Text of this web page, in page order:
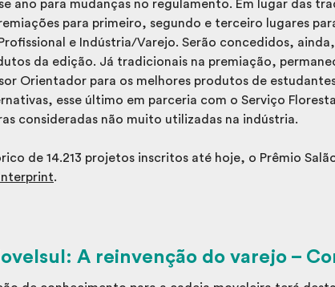
ano para mudanças no regulamento. Em lugar das
para primeiro, segundo e terceiro lugares
e Indústria/Varejo. Serão concedidos,
da edição. Já tradicionais na premiação,
Orientador para os melhores produtos de
esse último em parceria com o Serviço
consideradas não muito utilizadas na indústria.
de 14.213 projetos inscritos até hoje, o Prêmio
Interprint.
A reinvenção do varejo –